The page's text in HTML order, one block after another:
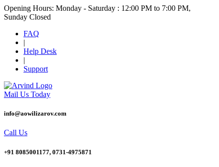
Opening Hours: Monday - Saturday : 12:00 PM to 7:00 PM,
Sunday Closed
FAQ
|
Help Desk
|
Support
Mail Us Today
info@aowilizarov.com
Call Us
+91 8085001177, 0731-4975871